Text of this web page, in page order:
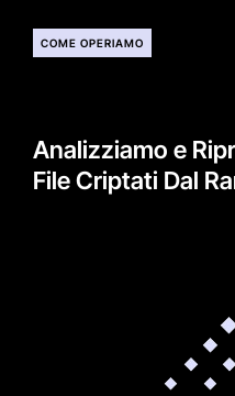
COME OPERIAMO
Analizziamo e
File Criptati Dal